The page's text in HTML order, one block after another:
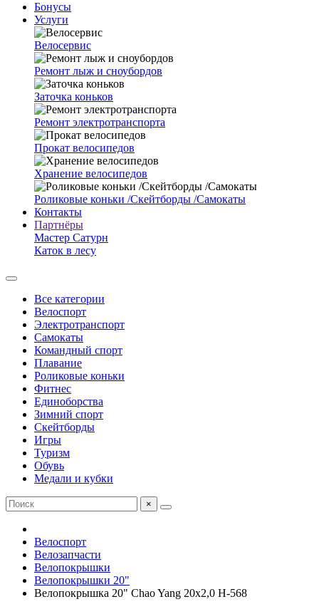
Бонусы
Услуги
Велосервис
Ремонт лыж и сноубордов
Заточка коньков
Ремонт электротранспорта
Прокат велосипедов
Хранение велосипедов
Роликовые коньки /Скейтборды /Самокаты
Контакты
Партнёры
Мастер Сатурн
Каток в лесу
Все категории
Велоспорт
Электротранспорт
Самокаты
Командный спорт
Плавание
Роликовые коньки
Фитнес
Единоборства
Зимний спорт
Скейтборды
Игры
Туризм
Обувь
Медали и кубки
×
Велоспорт
Велозапчасти
Велопокрышки
Велопокрышки 20"
Велопокрышка 20" Chao Yang 20х2,0 H-568